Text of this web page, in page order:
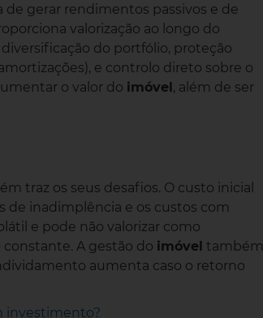
gerar rendimentos passivos e de
valorização ao longo do
do portfólio, proteção
e controlo direto sobre o
o valor do imóvel, além de ser
traz os seus desafios. O custo inicial
de inadimplência e os custos com
e pode não valorizar como
A gestão do imóvel também
aumenta caso o retorno
investimento?